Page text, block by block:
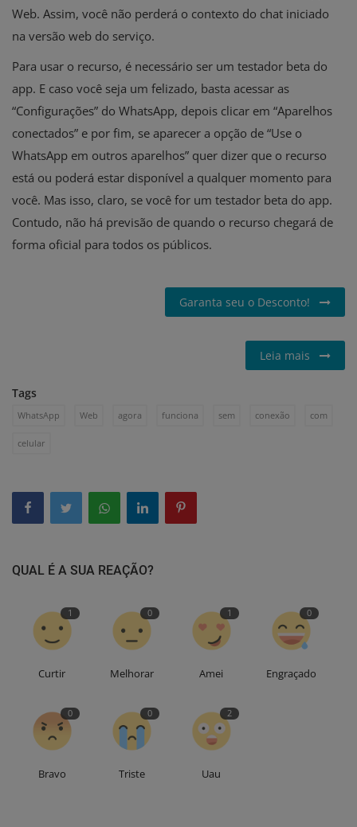
Web. Assim, você não perderá o contexto do chat iniciado
na versão web do serviço.
Para usar o recurso, é necessário ser um testador beta do
app. E caso você seja um felizado, basta acessar as
“Configurações” do WhatsApp, depois clicar em “Aparelhos
conectados” e por fim, se aparecer a opção de “Use o
WhatsApp em outros aparelhos” quer dizer que o recurso
está ou poderá estar disponível a qualquer momento para
você. Mas isso, claro, se você for um testador beta do app.
Contudo, não há previsão de quando o recurso chegará de
forma oficial para todos os públicos.
Garanta seu o Desconto!
Leia mais
Tags
WhatsApp Web agora funciona sem conexão com
celular
QUAL É A SUA REAÇÃO?
1
Curtir
0
Melhorar
1
Amei
0
Engraçado
0
Bravo
0
Triste
2
Uau